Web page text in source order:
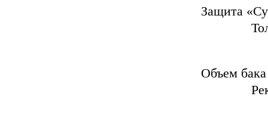
Только